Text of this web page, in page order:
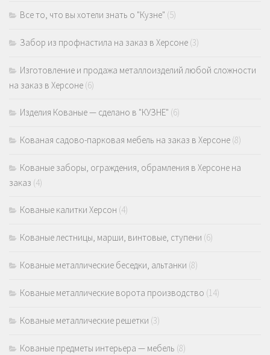
Все то, что вы хотели знать о "Кузне" (5)
Забор из профнастила на заказ в Херсоне (3)
Изготовление и продажа металлоизделий любой сложности
на заказ в Херсоне (6)
Изделия Кованые — сделано в "КУЗНЕ" (6)
Кованая садово-парковая мебель на заказ в Херсоне (8)
Кованые заборы, ограждения, обрамления в Херсоне на
заказ (4)
Кованые калитки Херсон (4)
Кованые лестницы, марши, винтовые, ступени (6)
Кованые металлические беседки, альтанки (8)
Кованые металлические ворота производство (14)
Кованые металлические решетки (3)
Кованые предметы интерьера — мебель (8)